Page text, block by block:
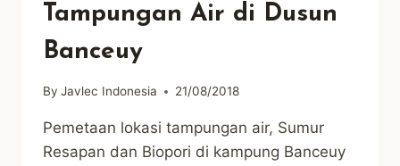
Tampungan Air di Dusun
Banceuy
By Javlec Indonesia 21/08/2018
Pemetaan lokasi tampungan air, Sumur
Resapan dan Biopori di kampung Banceuy